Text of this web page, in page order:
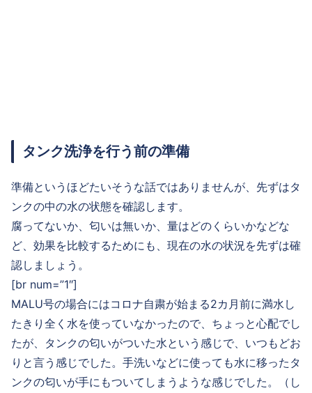
タンク洗浄を行う前の準備
準備というほどたいそうな話ではありませんが、先ずはタ
ンクの中の水の状態を確認します。
腐ってないか、匂いは無いか、量はどのくらいかなどな
ど、効果を比較するためにも、現在の水の状況を先ずは確
認しましょう。
[br num=”1″]
MALU号の場合にはコロナ自粛が始まる2カ月前に満水し
たきり全く水を使っていなかったので、ちょっと心配でし
たが、タンクの匂いがついた水という感じで、いつもどお
りと言う感じでした。手洗いなどに使っても水に移ったタ
ンクの匂いが手にもついてしまうような感じでした。（し